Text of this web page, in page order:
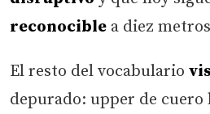
reconocible a diez
El resto del vocabulario
depurado: upper de cuero